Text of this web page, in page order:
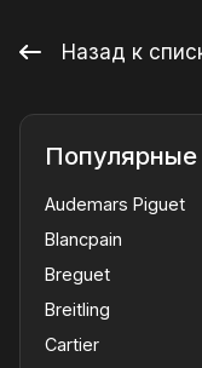
Назад к
Audemars Piguet
Blancpain
Breguet
Breitling
Cartier